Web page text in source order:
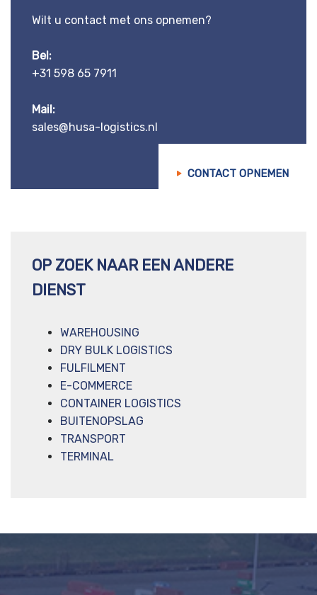
Wilt u contact met ons opnemen?
Bel:
+31 598 65 7911
Mail:
sales@husa-logistics.nl
CONTACT OPNEMEN
OP ZOEK NAAR EEN ANDERE
DIENST
WAREHOUSING
DRY BULK LOGISTICS
FULFILMENT
E-COMMERCE
CONTAINER LOGISTICS
BUITENOPSLAG
TRANSPORT
TERMINAL